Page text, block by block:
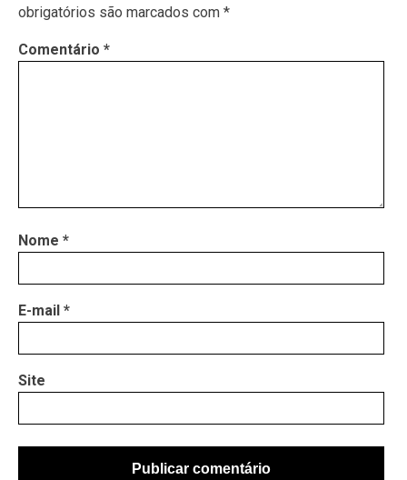
obrigatórios são marcados com *
Comentário *
Nome *
E-mail *
Site